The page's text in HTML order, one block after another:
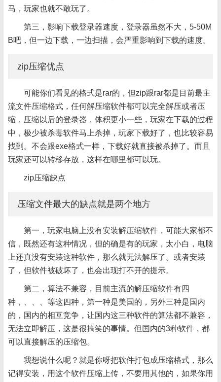
马，玩家也就不敢玩了。
第三，影响下载登录器速度，登录器虽然不大，5-50M
B吧，但一边下载，一边扫描，会严重影响到下载的速度。
zip压缩优点
可能你们看见的格式是rar的，但zip跟rar都是目前最主
流文件压缩格式，任何解压缩软件都可以完全解压或者压
缩，压缩以后的登录器，体积更小一些，玩家在下载的过程
中，极少被杀毒软件马上杀掉，玩家下载好了，也比较容易
找到。不会跟exe格式一样，下载好就直接被杀掉了。而且
玩家还可以转移存放，这样在哪里都可以玩。
zip压缩缺点
压缩文件最大的缺点就是两个地方
第一，玩家电脑上没有安装解压缩软件，可能大家都不
信，既然还有这种情况，但的确是有的玩家，太小白，电脑
上还真没有安装这种软件，那么就无法解压了。或者安装
了，但软件被破坏了，也会出现打不开的提示。
第二，算法不兼容，目前主流的解压缩软件有四
种，、、、等这四种，第一种是美国的，另外三种是国内
的，国内的相互竞争，让国内这三种软件的算法都不兼容，
无法立即解压，这是很搞笑的事情。但国内的3种软件，都
可以直接解压的压缩包。
我想说什么呢？就是你呀把软件打包成压缩格式，那么
记得安装，用这个软件压缩上传，不要用其他的，如果你用